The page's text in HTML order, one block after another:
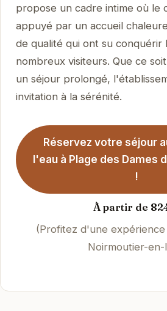
propose un cadre intime où le
appuyé par un accueil
de qualité qui ont su
nombreux visiteurs. Que ce
un séjour prolongé,
invitation à la sérénité.
Réservez votre séjour
l'eau à Plage des Dames
!
À partir de
(Profitez d'une
Noirmoutier-en-